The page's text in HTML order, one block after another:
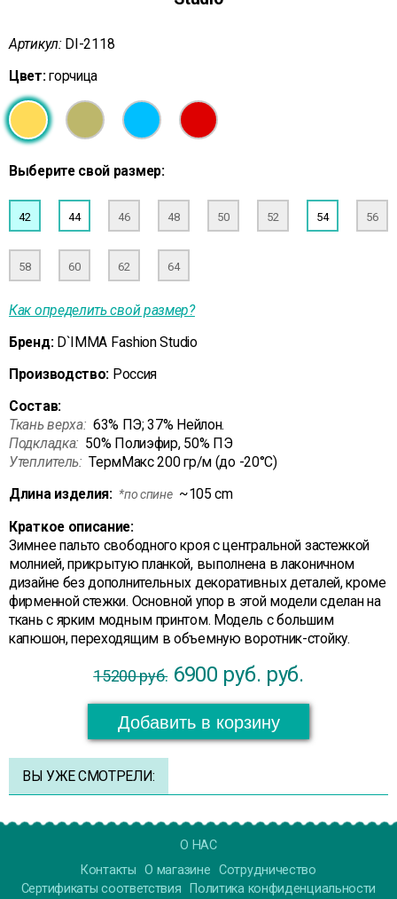
Артикул: DI-2118
Цвет: горчица
Выберите свой размер:
42 44 46 48 50 52 54 56
58 60 62 64
Как определить свой размер?
Бренд: D`IMMA Fashion Studio
Производство: Россия
Состав:
Ткань верха: 63% ПЭ; 37% Нейлон.
Подкладка: 50% Полиэфир, 50% ПЭ
Утеплитель: ТермМакс 200 гр/м (до -20°C)
Длина изделия: *по спине ~105 cm
Краткое описание:
Зимнее пальто свободного кроя с центральной застежкой
молнией, прикрытую планкой, выполнена в лаконичном
дизайне без дополнительных декоративных деталей, кроме
фирменной стежки. Основной упор в этой модели сделан на
ткань с ярким модным принтом. Модель с большим
капюшон, переходящим в объемную воротник-стойку.
15200 руб. 6900 руб. руб.
Добавить в корзину
ВЫ УЖЕ СМОТРЕЛИ:
О НАС
Контакты
О магазине Сотрудничество
Сертификаты соответствия
Политика конфиденциальности